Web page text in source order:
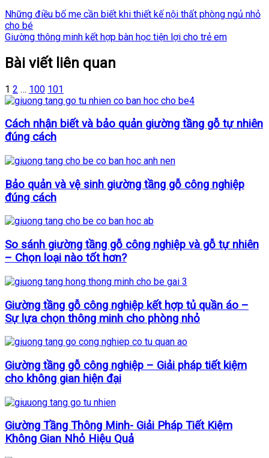
Những điều bố mẹ cần biết khi thiết kế nội thất phòng ngủ nhỏ
cho bé
Giường thông minh kết hợp bàn học tiện lợi cho trẻ em
Bài viết liên quan
1 2 … 100 101
Cách nhận biết và bảo quản giường tầng gỗ tự nhiên
đúng cách
Bảo quản và vệ sinh giường tầng gỗ công nghiệp
đúng cách
So sánh giường tầng gỗ công nghiệp và gỗ tự nhiên
– Chọn loại nào tốt hơn?
Giường tầng gỗ công nghiệp kết hợp tủ quần áo –
Sự lựa chọn thông minh cho phòng nhỏ
Giường tầng gỗ công nghiệp – Giải pháp tiết kiệm
cho không gian hiện đại
Giường Tầng Thông Minh- Giải Pháp Tiết Kiệm
Không Gian Nhỏ Hiệu Quả